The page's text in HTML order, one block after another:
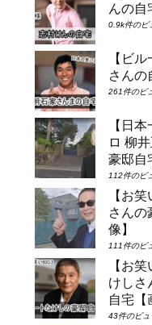
んの自
0.9k件のビ
【ビ
さんの
261件のビ
【日
ロ 柳
豪邸自
112件のビ
【お
さんの
像】
111件のビ
【お
けしさ
自宅【
43件のビュ